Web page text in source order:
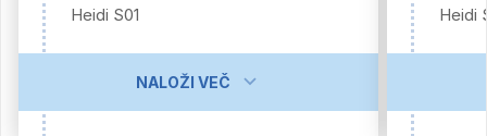
Heidi S01
NALOŽI VEČ
Heidi